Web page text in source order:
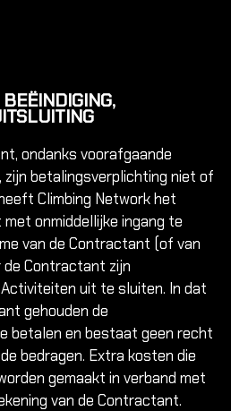
ondanks voorafgaande
betalingsverplichting niet of
Climbing Network het
onmiddellijke ingang te
van de Contractant (of van
de Contractant zijn
uit te sluiten. In dat
gehouden de
betalen en bestaat geen recht
bedragen. Extra kosten die
gemaakt in verband met
van de Contractant.